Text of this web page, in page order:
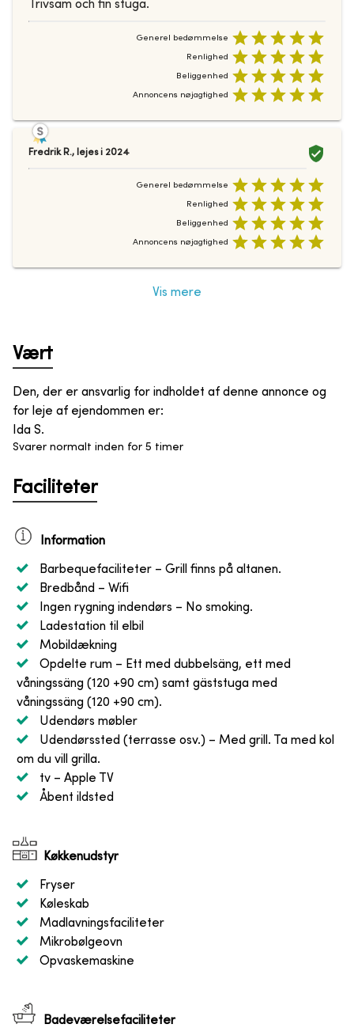
Trivsam och fin stuga.
Generel bedømmelse
Renlighed
Beliggenhed
Annoncens nøjagtighed
Fredrik R., lejes i 2024
Generel bedømmelse
Renlighed
Beliggenhed
Annoncens nøjagtighed
Vis mere
Vært
Den, der er ansvarlig for indholdet af denne annonce og
for leje af ejendommen er:
Ida S.
Svarer normalt inden for 5 timer
Faciliteter
Information
Barbequefaciliteter – Grill finns på altanen.
Bredbånd – Wifi
Ingen rygning indendørs – No smoking.
Ladestation til elbil
Mobildækning
Opdelte rum – Ett med dubbelsäng, ett med
våningssäng (120 +90 cm) samt gäststuga med
våningssäng (120 +90 cm).
Udendørs møbler
Udendørssted (terrasse osv.) – Med grill. Ta med kol
om du vill grilla.
tv – Apple TV
Åbent ildsted
Køkkenudstyr
Fryser
Køleskab
Madlavningsfaciliteter
Mikrobølgeovn
Opvaskemaskine
Badeværelsefaciliteter